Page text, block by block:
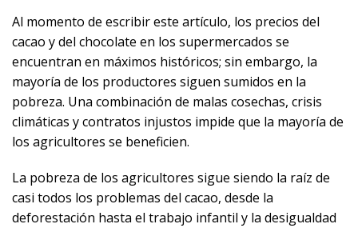
Al momento de escribir este artículo, los precios del
cacao y del chocolate en los supermercados se
encuentran en máximos históricos; sin embargo, la
mayoría de los productores siguen sumidos en la
pobreza. Una combinación de malas cosechas, crisis
climáticas y contratos injustos impide que la mayoría de
los agricultores se beneficien.
La pobreza de los agricultores sigue siendo la raíz de
casi todos los problemas del cacao, desde la
deforestación hasta el trabajo infantil y la desigualdad